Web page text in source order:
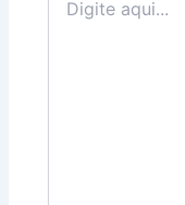
aqui...